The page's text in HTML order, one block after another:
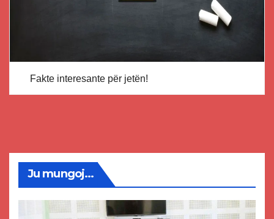
Fakte interesante për jetën!
Ju mungoj...